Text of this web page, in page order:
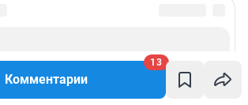
Комментарии
13